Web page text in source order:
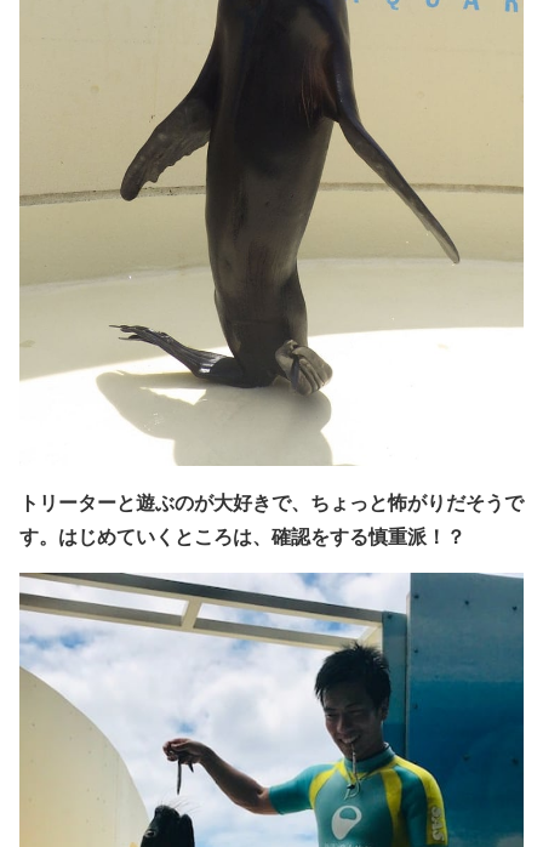
トリーターと遊ぶのが大好きで、ちょっと怖がりだそうで
す。 はじめていくところは、確認をする慎重派！？